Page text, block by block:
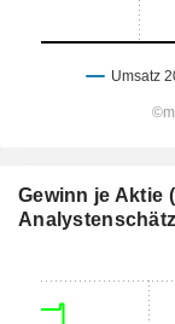
Gewinn je Aktie